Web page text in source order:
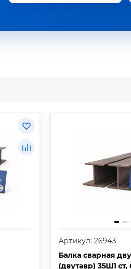
Артикул: 26943
Балка сварная
(двутавр) 35Ш1 ст,